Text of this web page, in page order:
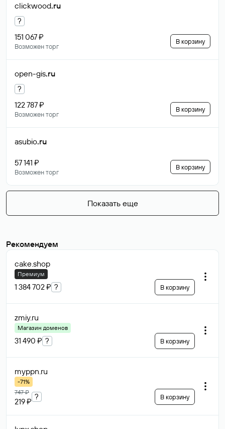
clickwood.ru
?
151 067 ₽
Возможен торг
В корзину
open-gis.ru
?
122 787 ₽
Возможен торг
В корзину
asubio.ru
57 141 ₽
Возможен торг
В корзину
Показать еще
Рекомендуем
cake.shop
Премиум
1 384 702 ₽ ? В корзину
zmiy.ru
Магазин доменов
31 490 ₽ ? В корзину
myppn.ru
-71%
747 ₽
219 ₽
? В корзину